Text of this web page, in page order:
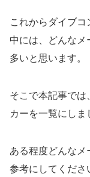
これからダイブ
中には、どんなメ
多いと思います。
そこで本記事では
カーを一覧にしま
ある程度どんなメ
参考にしてくださ